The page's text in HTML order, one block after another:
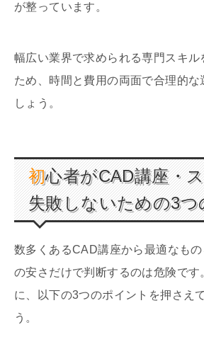
が整っています。
幅広い業界で求められる専門スキル
ため、時間と費用の両面で合理的な
しょう。
初心者がCAD講座・スクールで
失敗しないための3つ
数多くあるCAD講座から最適なも
の安さだけで判断するのは危険です
に、以下の3つのポイントを押さえ
う。